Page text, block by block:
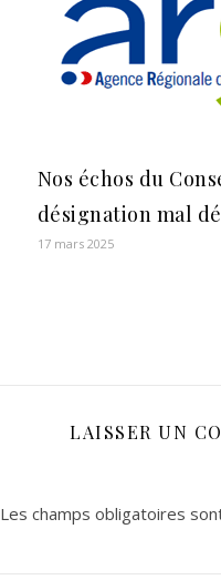
Nos échos du
désignation mal
17 mars 2025
LAISSER UN
Les champs obligatoires